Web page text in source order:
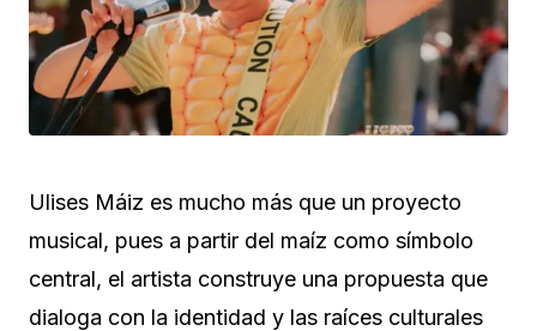
Ulises Máiz es mucho más que un proyecto
musical, pues a partir del maíz como símbolo
central, el artista construye una propuesta que
dialoga con la identidad y las raíces culturales